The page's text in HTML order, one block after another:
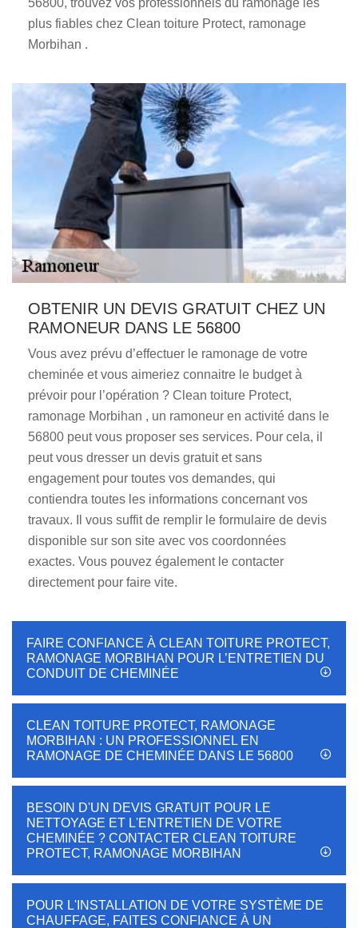
56800, trouvez vos professionnels du ramonage les
plus fiables chez Clean toiture Protect, ramonage
Morbihan .
OBTENIR UN DEVIS GRATUIT CHEZ UN
RAMONEUR DANS LE 56800
Vous avez prévu d’effectuer le ramonage de votre
cheminée et vous aimeriez connaitre le budget à
prévoir pour l’opération ? Clean toiture Protect,
ramonage Morbihan , un ramoneur en activité dans le
56800 peut vous proposer ses services. Pour cela, il
peut vous dresser un devis gratuit et sans
engagement pour toutes vos demandes, qui
contiendra toutes les informations concernant vos
travaux. Il vous suffit de remplir le formulaire de devis
disponible sur son site avec vos coordonnées
exactes. Vous pouvez également le contacter
directement pour faire vite.
FAIRE CONFIANCE À CLEAN TOITURE PROTECT,
RAMONAGE MORBIHAN POUR L’ENTRETIEN DU
CONDUIT DE CHEMINÉE
CLEAN TOITURE PROTECT, RAMONAGE
MORBIHAN : UN PROFESSIONNEL EN
RAMONAGE DE CHEMINÉE DANS LE 56800
BESOIN D'UN DEVIS GRATUIT POUR LE
NETTOYAGE ET L'ENTRETIEN DE VOTRE
CHEMINÉE ? CONTACTER CLEAN TOITURE
PROTECT, RAMONAGE MORBIHAN
POUR L'INSTALLATION DE VOTRE SYSTÈME DE
CHAUFFAGE, FAITES CONFIANCE À UN